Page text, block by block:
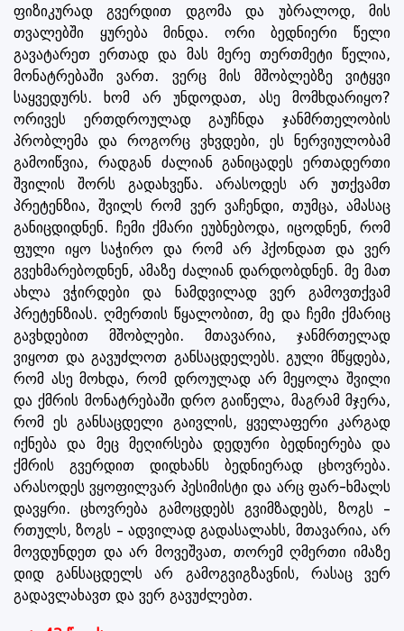
ფიზიკურად გვერდით დგომა და უბრალოდ, მის
თვალებში ყურება მინდა. ორი ბედნიერი წელი
გავატარეთ ერთად და მას მერე თერთმეტი წელია,
მონატრებაში ვართ. ვერც მის მშობლებზე ვიტყვი
საყვედურს. ხომ არ უნდოდათ, ასე მომხდარიყო?
ორივეს ერთდროულად გაუჩნდა ჯანმრთელობის
პრობლემა და როგორც ვხვდები, ეს ნერვიულობამ
გამოიწვია, რადგან ძალიან განიცადეს ერთადერთი
შვილის შორს გადახვეწა. არასოდეს არ უთქვამთ
პრეტენზია, შვილს რომ ვერ ვაჩენდი, თუმცა, ამასაც
განიცდიდნენ. ჩემი ქმარი ეუბნებოდა, იცოდნენ, რომ
ფული იყო საჭირო და რომ არ ჰქონდათ და ვერ
გვეხმარებოდნენ, ამაზე ძალიან დარდობდნენ. მე მათ
ახლა ვჭირდები და ნამდვილად ვერ გამოვთქვამ
პრეტენზიას. ღმერთის წყალობით, მე და ჩემი ქმარიც
გავხდებით მშობლები. მთავარია, ჯანმრთელად
ვიყოთ და გავუძლოთ განსაცდელებს. გული მწყდება,
რომ ასე მოხდა, რომ დროულად არ მეყოლა შვილი
და ქმრის მონატრებაში დრო გაიწელა, მაგრამ მჯერა,
რომ ეს განსაცდელი გაივლის, ყველაფერი კარგად
იქნება და მეც მეღირსება დედური ბედნიერება და
ქმრის გვერდით დიდხანს ბედნიერად ცხოვრება.
არასოდეს ვყოფილვარ პესიმისტი და არც ფარ-ხმალს
დავყრი. ცხოვრება გამოცდებს გვიმზადებს, ზოგს –
რთულს, ზოგს – ადვილად გადასალახს, მთავარია, არ
მოვდუნდეთ და არ მოვეშვათ, თორემ ღმერთი იმაზე
დიდ განსაცდელს არ გამოგვიგზავნის, რასაც ვერ
გადავლახავთ და ვერ გავუძლებთ.